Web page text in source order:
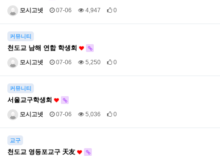
모시고넷 07-06 4,947 0
커뮤니티
천도교 남해 연합 학생회
모시고넷 07-06 5,250 0
커뮤니티
서울교구학생회
모시고넷 07-06 5,036 0
교구
천도교 영등포교구 天友